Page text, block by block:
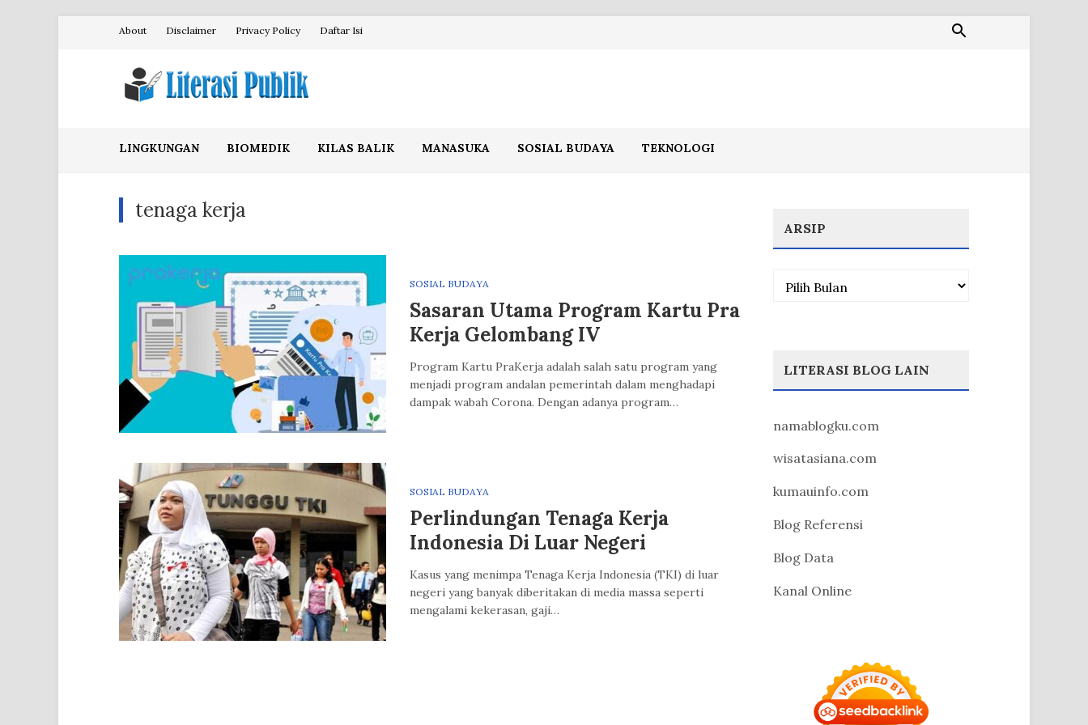
About Disclaimer Privacy Policy Daftar Isi
LINGKUNGAN BIOMEDIK KILAS BALIK MANASUKA SOSIAL BUDAYA TEKNOLOGI
tenaga kerja
SOSIAL BUDAYA
Sasaran Utama Program Kartu Pra
Kerja Gelombang IV
Program Kartu PraKerja adalah salah satu program yang
menjadi program andalan pemerintah dalam menghadapi
dampak wabah Corona. Dengan adanya program…
SOSIAL BUDAYA
Perlindungan Tenaga Kerja
Indonesia Di Luar Negeri
Kasus yang menimpa Tenaga Kerja Indonesia (TKI) di luar
negeri yang banyak diberitakan di media massa seperti
mengalami kekerasan, gaji…
ARSIP
Arsip
LITERASI BLOG LAIN
namablogku.com
wisatasiana.com
kumauinfo.com
Blog Referensi
Blog Data
Kanal Online